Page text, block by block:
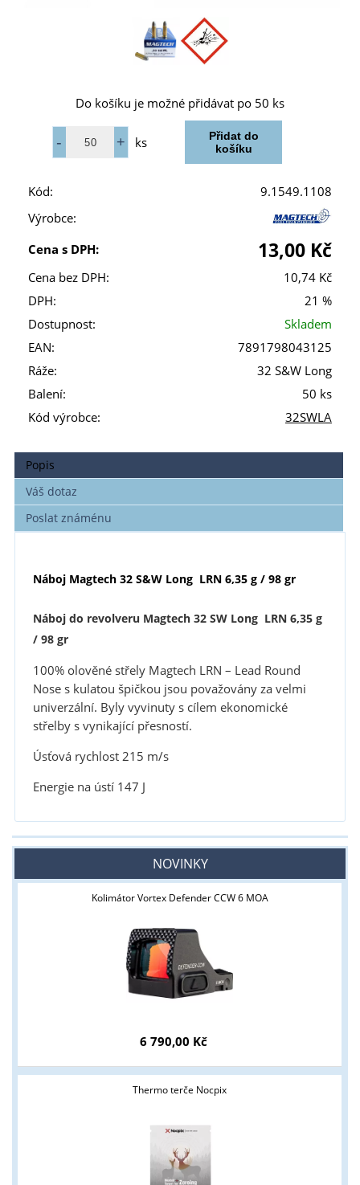
Do košíku je možné přidávat po 50 ks
ks
Kód:
9.1549.1108
Výrobce:
Cena s DPH:
13,00 Kč
Cena bez DPH:
10,74 Kč
DPH:
21 %
Dostupnost:
Skladem
EAN:
7891798043125
Ráže:
32 S&W Long
Balení:
50 ks
Kód výrobce:
32SWLA
Popis
Váš dotaz
Poslat známénu
Náboj Magtech 32 S&W Long LRN 6,35 g / 98 gr
Náboj do revolveru Magtech 32 SW Long LRN 6,35 g
/ 98 gr
100% olověné střely Magtech LRN – Lead Round
Nose s kulatou špičkou jsou považovány za velmi
univerzální. Byly vyvinuty s cílem ekonomické
střelby s vynikající přesností.
Úsťová rychlost 215 m/s
Energie na ústí 147 J
NOVINKY
Kolimátor Vortex Defender CCW 6 MOA
6 790,00 Kč
Thermo terče Nocpix